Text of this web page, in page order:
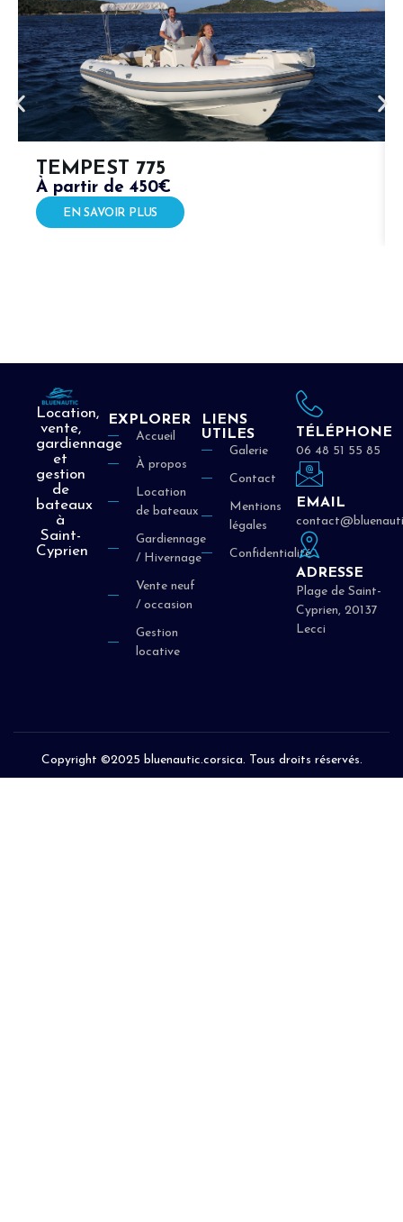
TEMPEST 775
À partir de 450€
EN SAVOIR PLUS
Location,
vente,
gardiennage
et
gestion
de
bateaux
à
Saint-
Cyprien
EXPLORER
Accueil
À propos
Location
de bateaux
Gardiennage
/ Hivernage
Vente neuf
/ occasion
Gestion
locative
LIENS
UTILES
Galerie
Contact
Mentions
légales
Confidentialité
TÉLÉPHONE
06 48 51 55 85
EMAIL
ADRESSE
Plage de Saint-
Cyprien, 20137
Lecci
Copyright ©2025 bluenautic.corsica. Tous droits réservés.